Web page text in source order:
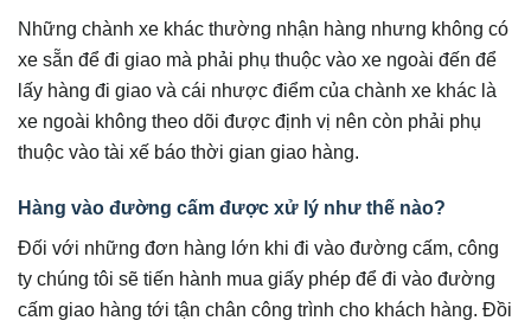
Những chành xe khác thường nhận hàng nhưng không có
xe sẵn để đi giao mà phải phụ thuộc vào xe ngoài đến để
lấy hàng đi giao và cái nhược điểm của chành xe khác là
xe ngoài không theo dõi được định vị nên còn phải phụ
thuộc vào tài xế báo thời gian giao hàng.
Hàng vào đường cấm được xử lý như thế nào?
Đối với những đơn hàng lớn khi đi vào đường cấm, công
ty chúng tôi sẽ tiến hành mua giấy phép để đi vào đường
cấm giao hàng tới tận chân công trình cho khách hàng. Đồi